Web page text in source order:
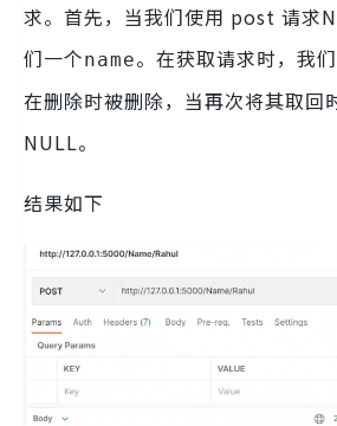
求。首先，当我们使用 post 请求
们一个name。在获取请求时，我
在删除时被删除，当再次将其取回
NULL。
结果如下